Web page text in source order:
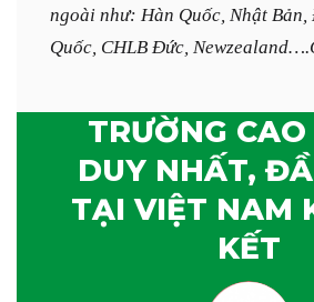
ngoài như: Hàn Quốc, Nhật
Quốc, CHLB Đức,
TRƯỜNG
DUY NHẤT,
TẠI VIỆT NAM
KẾT